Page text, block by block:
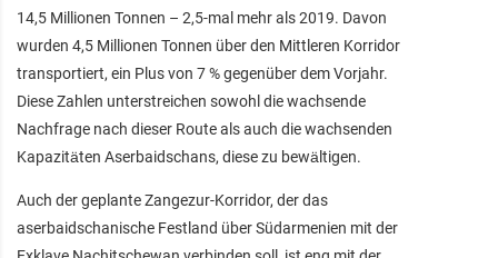
14,5 Millionen Tonnen – 2,5-mal mehr als 2019. Davon
wurden 4,5 Millionen Tonnen über den Mittleren Korridor
transportiert, ein Plus von 7 % gegenüber dem Vorjahr.
Diese Zahlen unterstreichen sowohl die wachsende
Nachfrage nach dieser Route als auch die wachsenden
Kapazitäten Aserbaidschans, diese zu bewältigen.
Auch der geplante Zangezur-Korridor, der das
aserbaidschanische Festland über Südarmenien mit der